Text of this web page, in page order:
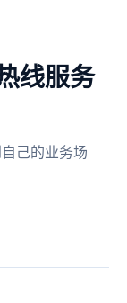
线服务
己的业务场